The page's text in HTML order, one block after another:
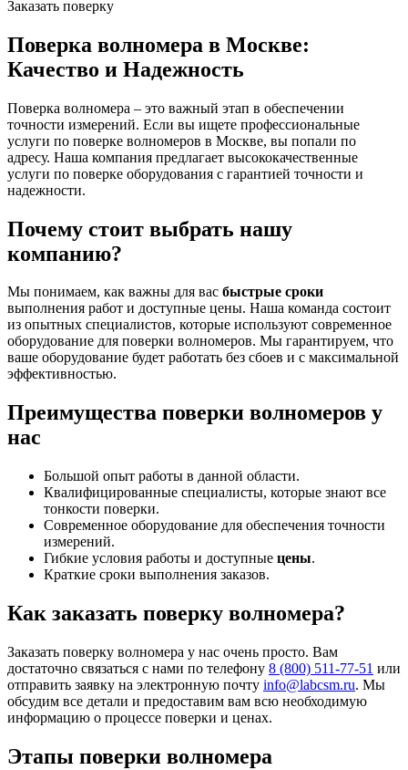
Заказать поверку
Поверка волномера в Москве:
Качество и Надежность
Поверка волномера – это важный этап в обеспечении
точности измерений. Если вы ищете профессиональные
услуги по поверке волномеров в Москве, вы попали по
адресу. Наша компания предлагает высококачественные
услуги по поверке оборудования с гарантией точности и
надежности.
Почему стоит выбрать нашу
компанию?
Мы понимаем, как важны для вас быстрые сроки
выполнения работ и доступные цены. Наша команда состоит
из опытных специалистов, которые используют современное
оборудование для поверки волномеров. Мы гарантируем, что
ваше оборудование будет работать без сбоев и с максимальной
эффективностью.
Преимущества поверки волномеров у
нас
Большой опыт работы в данной области.
Квалифицированные специалисты, которые знают все
тонкости поверки.
Современное оборудование для обеспечения точности
измерений.
Гибкие условия работы и доступные цены.
Краткие сроки выполнения заказов.
Как заказать поверку волномера?
Заказать поверку волномера у нас очень просто. Вам
достаточно связаться с нами по телефону 8 (800) 511-77-51 или
отправить заявку на электронную почту info@labcsm.ru. Мы
обсудим все детали и предоставим вам всю необходимую
информацию о процессе поверки и ценах.
Этапы поверки волномера